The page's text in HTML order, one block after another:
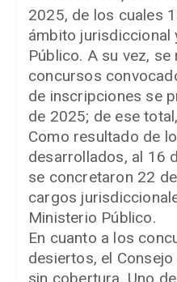
2025, de los cuales
ámbito jurisdiccional
Público. A su vez,
concursos
de inscripciones se
de 2025; de ese
Como resultado de
desarrollados, al 16
se concretaron 22
cargos
Ministerio Público.
En cuanto a los
desiertos, el